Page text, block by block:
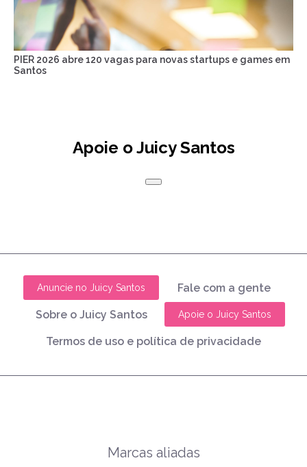
PIER 2026 abre 120 vagas para novas startups e games em
Santos
Apoie o Juicy Santos
Anuncie no Juicy Santos Fale com a gente
Sobre o Juicy Santos Apoie o Juicy Santos
Termos de uso e política de privacidade
Marcas aliadas